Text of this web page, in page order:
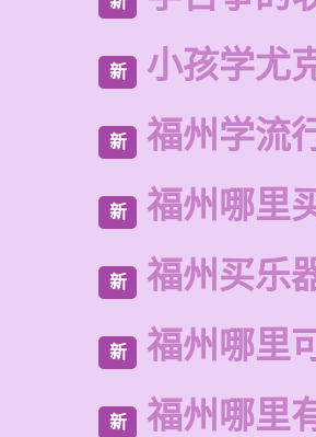
新 小孩学尤
新 福州学流
新 福州哪里
新 福州买乐
新 福州哪里
新 福州哪里